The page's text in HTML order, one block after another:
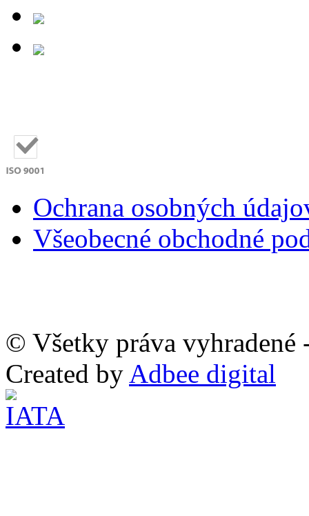
Ochrana osobných
Všeobecné obchodné
© Všetky práva vyhradené
Created by Adbee digital